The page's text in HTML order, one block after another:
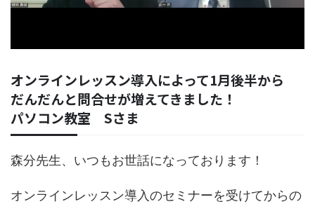
オンラインレッスン導入によって1月後半から
だんだんと問合せが増えてきました！
パソコン教室 Sさま
森分先生、いつもお世話になっております！
オンラインレッスン導入のセミナーを受けてからの